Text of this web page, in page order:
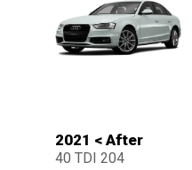
2021 < After
40 TDI 204